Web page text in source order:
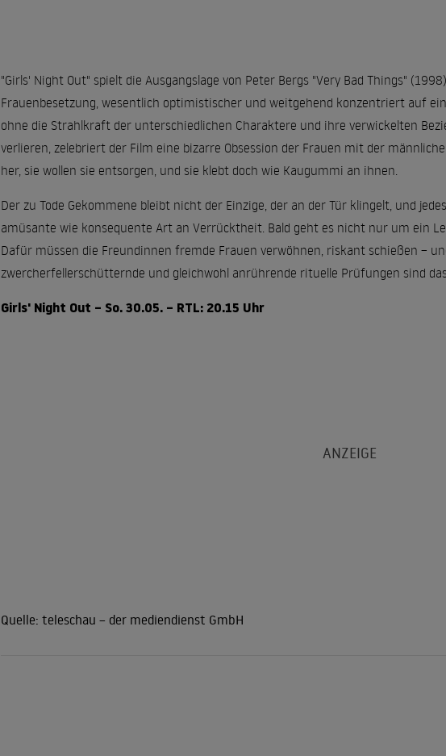
"Girls' Night Out" spielt die Ausgangslage von Peter Bergs "Very Bad Things"
Frauenbesetzung, wesentlich optimistischer und weitgehend konzentriert auf
ohne die Strahlkraft der unterschiedlichen Charaktere und ihre verwickelten
verlieren, zelebriert der Film eine bizarre Obsession der Frauen mit der
her, sie wollen sie entsorgen, und sie klebt doch wie Kaugummi an ihnen.
Der zu Tode Gekommene bleibt nicht der Einzige, der an der Tür klingelt, und
amüsante wie konsequente Art an Verrücktheit. Bald geht es nicht nur um ein
Dafür müssen die Freundinnen fremde Frauen verwöhnen, riskant schießen –
zwercherfellerschütternde und gleichwohl anrührende rituelle Prüfungen sind
Girls' Night Out – So. 30.05. – RTL: 20.15 Uhr
Quelle: teleschau – der mediendienst GmbH